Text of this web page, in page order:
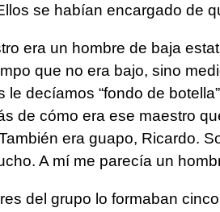
se habían encargado de
era un hombre de baja
que no era bajo, sino
le decíamos “fondo de
de cómo era ese maestro
era guapo, Ricardo.
A mí me parecía un
del grupo lo formaban